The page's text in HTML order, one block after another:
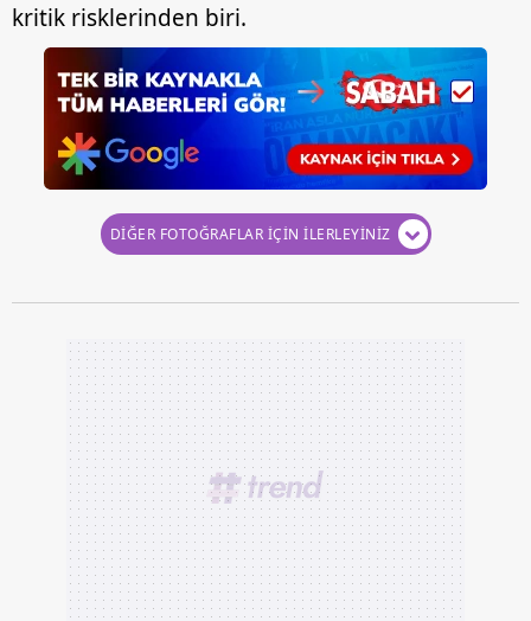
kritik risklerinden biri.
DİĞER FOTOĞRAFLAR İÇİN İLERLEYİNİZ